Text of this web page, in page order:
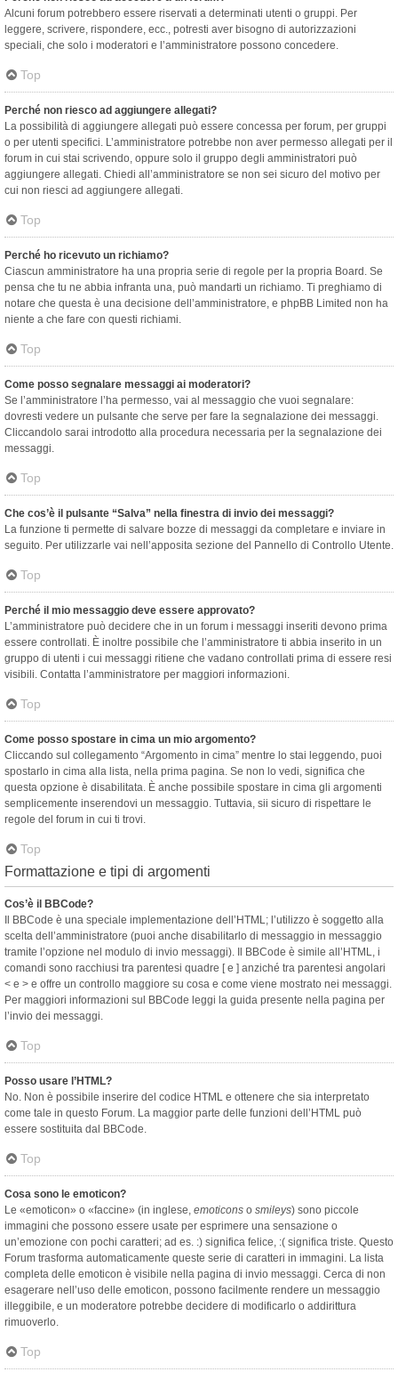
Alcuni forum potrebbero essere riservati a determinati utenti o gruppi. Per
leggere, scrivere, rispondere, ecc., potresti aver bisogno di autorizzazioni
speciali, che solo i moderatori e l’amministratore possono concedere.
Top
Perché non riesco ad aggiungere allegati?
La possibilità di aggiungere allegati può essere concessa per forum, per gruppi
o per utenti specifici. L’amministratore potrebbe non aver permesso allegati per il
forum in cui stai scrivendo, oppure solo il gruppo degli amministratori può
aggiungere allegati. Chiedi all’amministratore se non sei sicuro del motivo per
cui non riesci ad aggiungere allegati.
Top
Perché ho ricevuto un richiamo?
Ciascun amministratore ha una propria serie di regole per la propria Board. Se
pensa che tu ne abbia infranta una, può mandarti un richiamo. Ti preghiamo di
notare che questa è una decisione dell’amministratore, e phpBB Limited non ha
niente a che fare con questi richiami.
Top
Come posso segnalare messaggi ai moderatori?
Se l’amministratore l’ha permesso, vai al messaggio che vuoi segnalare:
dovresti vedere un pulsante che serve per fare la segnalazione dei messaggi.
Cliccandolo sarai introdotto alla procedura necessaria per la segnalazione dei
messaggi.
Top
Che cos’è il pulsante “Salva” nella finestra di invio dei messaggi?
La funzione ti permette di salvare bozze di messaggi da completare e inviare in
seguito. Per utilizzarle vai nell’apposita sezione del Pannello di Controllo Utente.
Top
Perché il mio messaggio deve essere approvato?
L’amministratore può decidere che in un forum i messaggi inseriti devono prima
essere controllati. È inoltre possibile che l’amministratore ti abbia inserito in un
gruppo di utenti i cui messaggi ritiene che vadano controllati prima di essere resi
visibili. Contatta l’amministratore per maggiori informazioni.
Top
Come posso spostare in cima un mio argomento?
Cliccando sul collegamento “Argomento in cima” mentre lo stai leggendo, puoi
spostarlo in cima alla lista, nella prima pagina. Se non lo vedi, significa che
questa opzione è disabilitata. È anche possibile spostare in cima gli argomenti
semplicemente inserendovi un messaggio. Tuttavia, sii sicuro di rispettare le
regole del forum in cui ti trovi.
Top
Formattazione e tipi di argomenti
Cos’è il BBCode?
Il BBCode è una speciale implementazione dell’HTML; l’utilizzo è soggetto alla
scelta dell’amministratore (puoi anche disabilitarlo di messaggio in messaggio
tramite l’opzione nel modulo di invio messaggi). Il BBCode è simile all’HTML, i
comandi sono racchiusi tra parentesi quadre [ e ] anziché tra parentesi angolari
< e > e offre un controllo maggiore su cosa e come viene mostrato nei messaggi.
Per maggiori informazioni sul BBCode leggi la guida presente nella pagina per
l’invio dei messaggi.
Top
Posso usare l’HTML?
No. Non è possibile inserire del codice HTML e ottenere che sia interpretato
come tale in questo Forum. La maggior parte delle funzioni dell’HTML può
essere sostituita dal BBCode.
Top
Cosa sono le emoticon?
Le «emoticon» o «faccine» (in inglese, emoticons o smileys) sono piccole
immagini che possono essere usate per esprimere una sensazione o
un’emozione con pochi caratteri; ad es. :) significa felice, :( significa triste. Questo
Forum trasforma automaticamente queste serie di caratteri in immagini. La lista
completa delle emoticon è visibile nella pagina di invio messaggi. Cerca di non
esagerare nell’uso delle emoticon, possono facilmente rendere un messaggio
illeggibile, e un moderatore potrebbe decidere di modificarlo o addirittura
rimuoverlo.
Top